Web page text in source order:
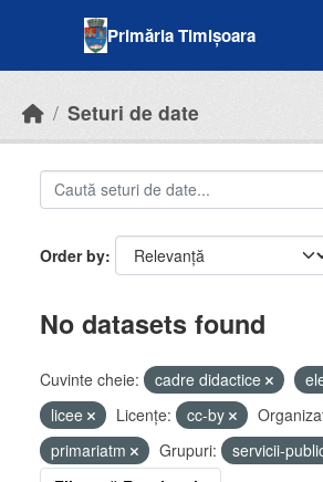
Primăria Timișoara
Seturi de date
Order by
No datasets found
Cuvinte cheie: cadre didactice
licee
Licenţe: cc-by
primariatm
Grupuri:
servicii-